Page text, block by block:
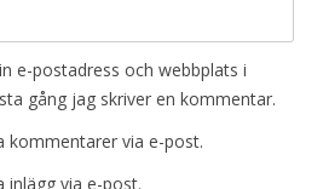
e-postadress och webbplats i
gång jag skriver en kommentar.
kommentarer via e-post.
inlägg via e-post.